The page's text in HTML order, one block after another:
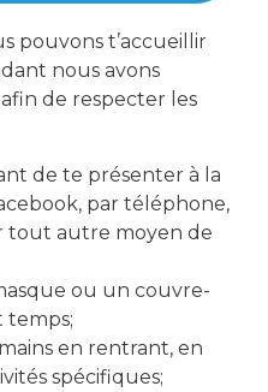
pouvons t’accueillir
nous avons
de respecter les
de te présenter à la
par téléphone,
tout autre moyen de
ou un couvre-
temps;
en rentrant, en
spécifiques;